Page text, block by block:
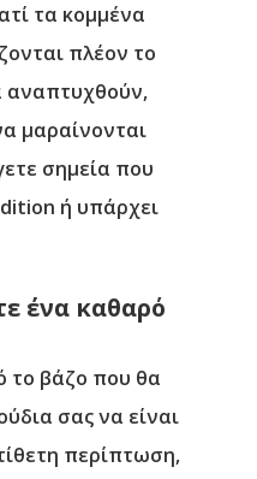
τα κομμένα
πλέον το
αναπτυχθούν,
μαραίνονται
σημεία που
ή υπάρχει
ένα καθαρό
το βάζο που θα
σας να είναι
περίπτωση,